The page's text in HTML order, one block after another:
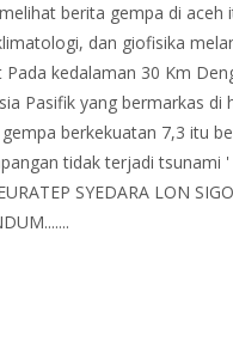
berita gempa di aceh
dan giofisika
kedalaman 30 Km
Pasifik yang bermarkas
berkekuatan 7,3 itu
tidak terjadi tsunami '
SYEDARA LON